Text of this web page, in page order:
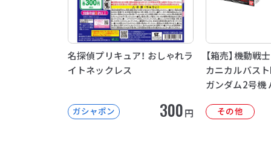
名探偵プリキュア！ おしゃれラ
イトネックレス
ガシャポン 300円
【箱売】機動戦
カニカルバス
ガンダム2号機
その他